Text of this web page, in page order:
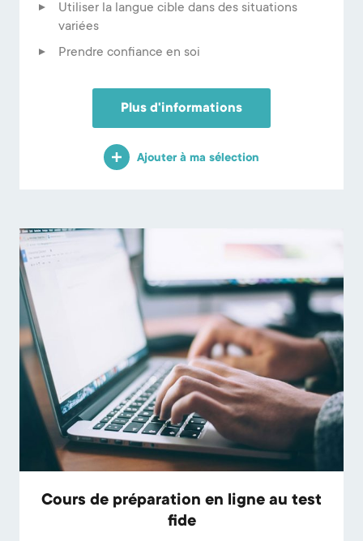
Utiliser la langue cible dans des situations
variées
Prendre confiance en soi
Plus d'informations
Ajouter à ma sélection
Cours de préparation en ligne au test
fide